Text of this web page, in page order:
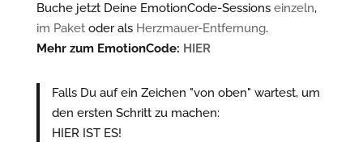
Buche jetzt Deine EmotionCode-Sessions einzeln,
im Paketoder als Herzmauer-Entfernung.
Mehr zum EmotionCode: HIER
Falls Du auf ein Zeichen "von oben" wartest, um
den ersten Schritt zu machen:
HIER IST ES!